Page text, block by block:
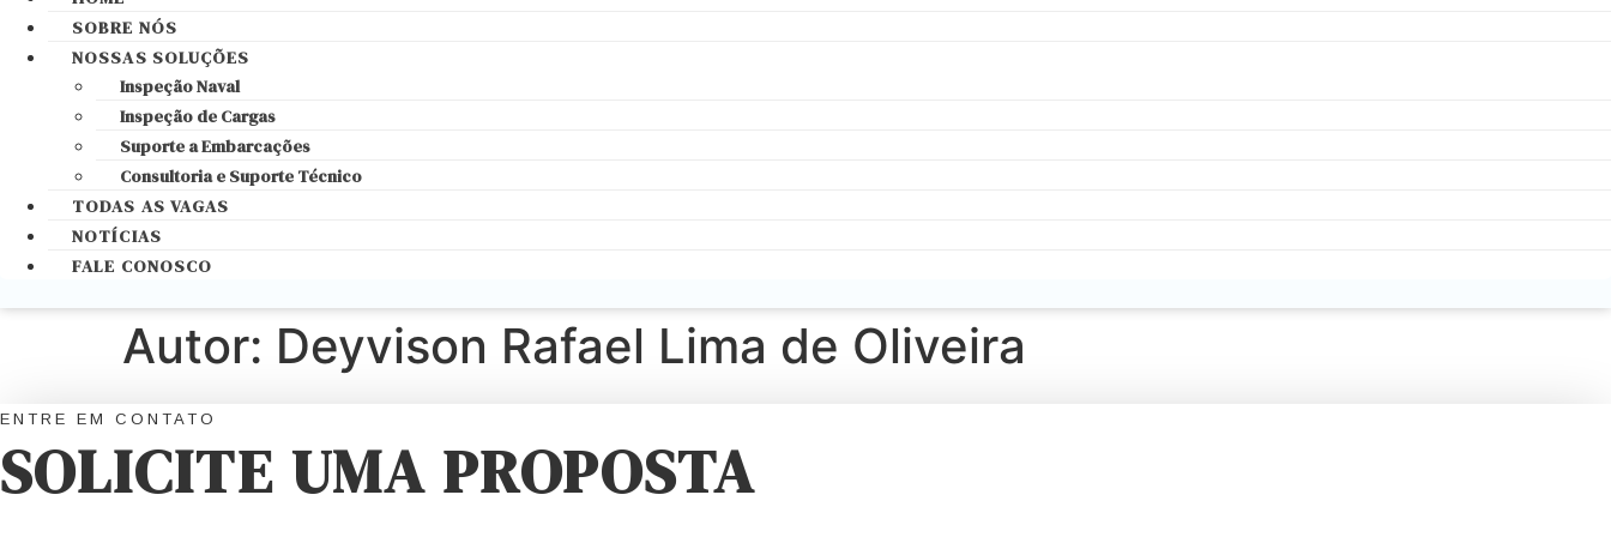
SOBRE NÓS
NOSSAS SOLUÇÕES
Inspeção Naval
Inspeção de Cargas
Suporte a Embarcações
Consultoria e Suporte Técnico
TODAS AS VAGAS
NOTÍCIAS
FALE CONOSCO
Autor: Deyvison Rafael Lima de Oliveira
ENTRE EM CONTATO
SOLICITE UMA PROPOSTA